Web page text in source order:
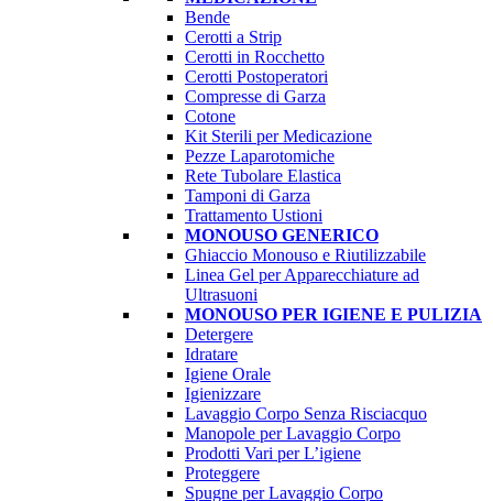
Bende
Cerotti a Strip
Cerotti in Rocchetto
Cerotti Postoperatori
Compresse di Garza
Cotone
Kit Sterili per Medicazione
Pezze Laparotomiche
Rete Tubolare Elastica
Tamponi di Garza
Trattamento Ustioni
MONOUSO GENERICO
Ghiaccio Monouso e Riutilizzabile
Linea Gel per Apparecchiature ad
Ultrasuoni
MONOUSO PER IGIENE E PULIZIA
Detergere
Idratare
Igiene Orale
Igienizzare
Lavaggio Corpo Senza Risciacquo
Manopole per Lavaggio Corpo
Prodotti Vari per L’igiene
Proteggere
Spugne per Lavaggio Corpo